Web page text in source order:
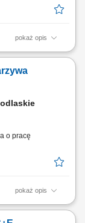
pokaż opis
oraz rozładunek
dostaw;
pomocnicze
o pracę
pokaż opis
Komisjonowanie)